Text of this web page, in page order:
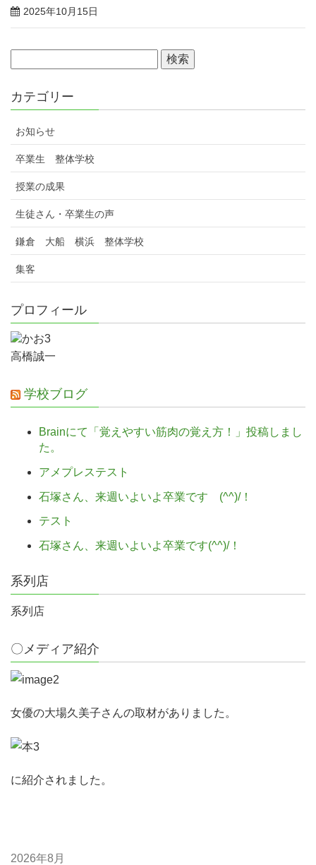
2025年10月15日
カテゴリー
お知らせ
卒業生 整体学校
授業の成果
生徒さん・卒業生の声
鎌倉 大船 横浜 整体学校
集客
プロフィール
高橋誠一
学校ブログ
Brainにて「覚えやすい筋肉の覚え方！」投稿しまし
た。
アメプレステスト
石塚さん、来週いよいよ卒業です (^^)/！
テスト
石塚さん、来週いよいよ卒業です(^^)/！
系列店
系列店
〇メディア紹介
女優の大場久美子さんの取材がありました。
に紹介されました。
2026年8月